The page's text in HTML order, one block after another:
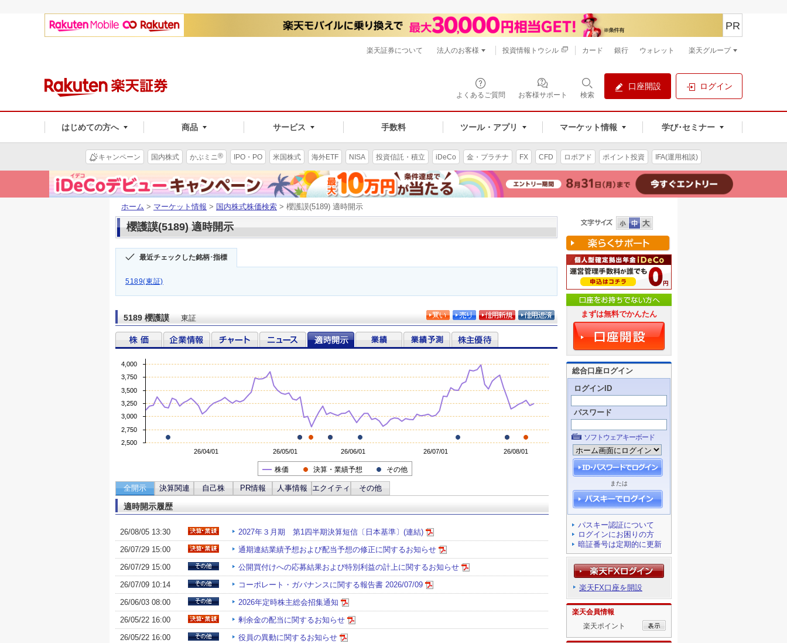
よくあるご質問 お客様サポート 検索
口座開設 ログイン
はじめての方へ 商品 サービス 手数料 ツール・アプリ マーケット情報 学び･セミナー
PR
楽天証券について 法人のお客様 投資情報トウシル カード 銀行 ウォレット 楽天グループ
キャンペーン 国内株式 かぶミニ® IPO・PO 米国株式 海外ETF NISA 投資信託・積立 iDeCo 金・プラチナ FX CFD ロボアド ポイント投資 IFA(運用相談)
ホーム > マーケット情報 > 国内株式株価検索 > 櫻護謨(5189) 適時開示
櫻護謨(5189) 適時開示
最近チェックした銘柄･指標
5189(東証)
5189 櫻護謨 東証 まずは無料でかんたん
総合口座ログイン
ログインID
パスワード
ソフトウェアキーボード
または
パスキー認証について
ログインにお困りの方
暗証番号は定期的に更新
楽天FX口座を開設
楽天会員情報
楽天ポイント